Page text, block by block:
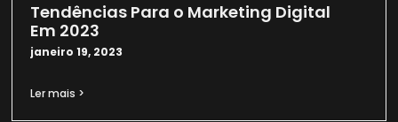
Tendências Para o Marketing Digital
Em 2023
janeiro 19, 2023
Ler mais >